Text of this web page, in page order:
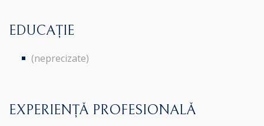
EDUCAȚIE
(neprecizate)
EXPERIENȚĂ PROFESIONALĂ